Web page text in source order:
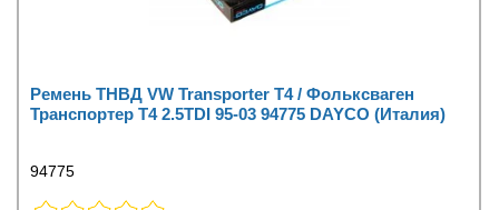
Ремень ТНВД VW Transporter T4 / Фольксваген
Транспортер Т4 2.5TDI 95-03 94775 DAYCO (Италия)
94775